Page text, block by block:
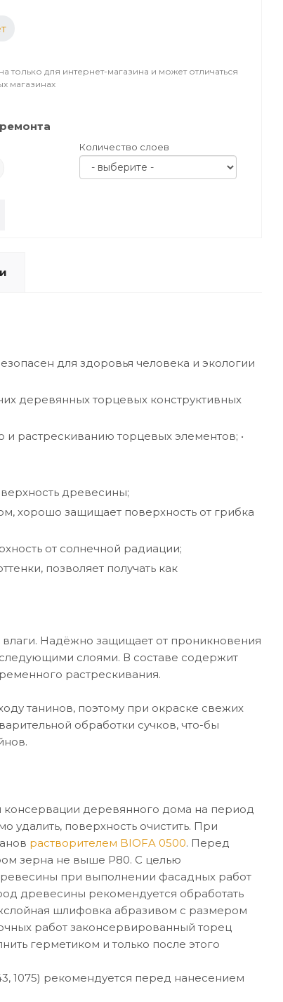
только для интернет-магазина и может отличаться
магазинах
Количество слоев
для здоровья человека и экологии
деревянных торцевых конструктивных
растрескиванию торцевых элементов; •
древесины;
хорошо защищает поверхность от грибка
от солнечной радиации;
позволяет получать как
Надёжно защищает от проникновения
слоями. В составе содержит
растрескивания.
танинов, поэтому при окраске свежих
обработки сучков, что-бы
консервации деревянного дома на период
удалить, поверхность очистить. При
растворителем BIOFA 0500. Перед
зерна не выше P80. С целью
при выполнении фасадных работ
древесины рекомендуется обработать
шлифовка абразивом с размером
работ законсервированный торец
герметиком и только после этого
1075) рекомендуется перед нанесением